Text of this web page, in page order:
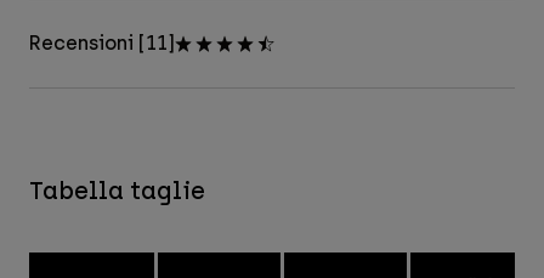
Recensioni [11]
Tabella taglie